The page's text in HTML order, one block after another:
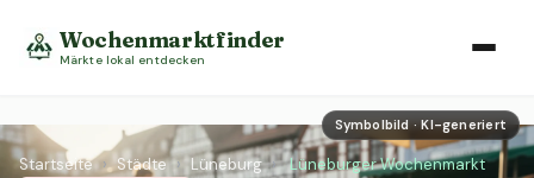
Wochenmarktfinder
Märkte lokal entdecken
Symbolbild · KI-generiert
Startseite › Städte › Lüneburg › Lüneburger Wochenmarkt